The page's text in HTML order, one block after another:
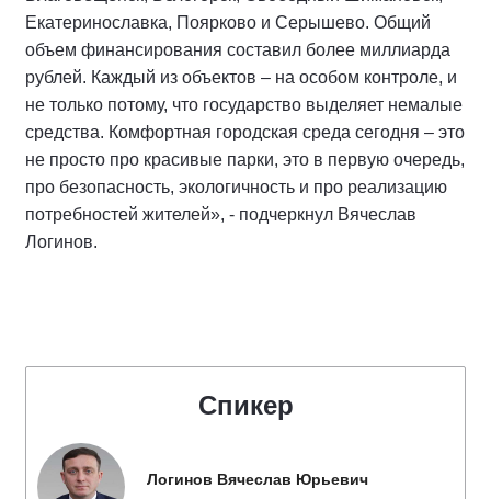
Екатеринославка, Поярково и Серышево. Общий
объем финансирования составил более миллиарда
рублей. Каждый из объектов – на особом контроле, и
не только потому, что государство выделяет немалые
средства. Комфортная городская среда сегодня – это
не просто про красивые парки, это в первую очередь,
про безопасность, экологичность и про реализацию
потребностей жителей», - подчеркнул Вячеслав
Логинов.
Спикер
Логинов Вячеслав Юрьевич